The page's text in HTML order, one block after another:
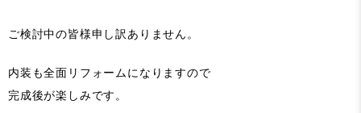
ご検討中の皆様申し訳ありません。
内装も全面リフォームになりますので
完成後が楽しみです。